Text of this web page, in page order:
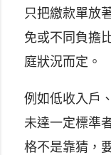
只把繳款單放
免或不同負擔
庭狀況而定。
例如低收入戶
未達一定標準
格不是靠猜，